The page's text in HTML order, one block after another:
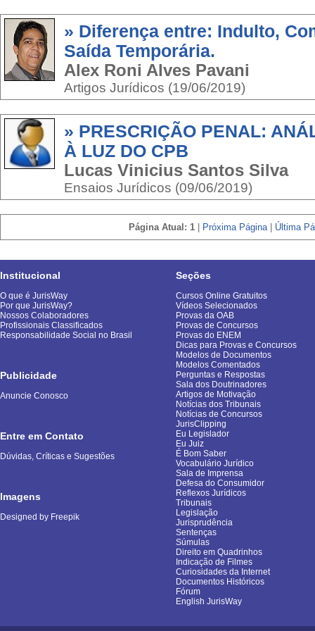
» Diferença entre: Indulto,
Saída Temporária.
Alex Roni Alves Pavani
Artigos Jurídicos (19/06/2019)
» PRESCRIÇÃO PENAL:
À LUZ DO CPB
Lucas Vinicius Santos Silva
Ensaios Jurídicos (09/06/2019)
Página Atual: 1 | Próxima Página | Última
Institucional
O que é JurisWay
Por que JurisWay?
Nossos Colaboradores
Profissionais Classificados
Responsabilidade Social no Brasil
Publicidade
Anuncie Conosco
Entre em Contato
Dúvidas, Críticas e Sugestões
Imagens
Designed by Freepik
Seções
Cursos Online Gratuitos
Vídeos Selecionados
Provas da OAB
Provas de Concursos
Provas do ENEM
Dicas para Provas e Concursos
Modelos de Documentos
Modelos Comentados
Perguntas e Respostas
Sala dos Doutrinadores
Artigos de Motivação
Notícias dos Tribunais
Notícias de Concursos
JurisClipping
Eu Legislador
Eu Juiz
É Bom Saber
Vocabulário Jurídico
Sala de Imprensa
Defesa do Consumidor
Reflexos Jurídicos
Tribunais
Legislação
Jurisprudência
Sentenças
Súmulas
Direito em Quadrinhos
Indicação de Filmes
Curiosidades da Internet
Documentos Históricos
Fórum
English JurisWay